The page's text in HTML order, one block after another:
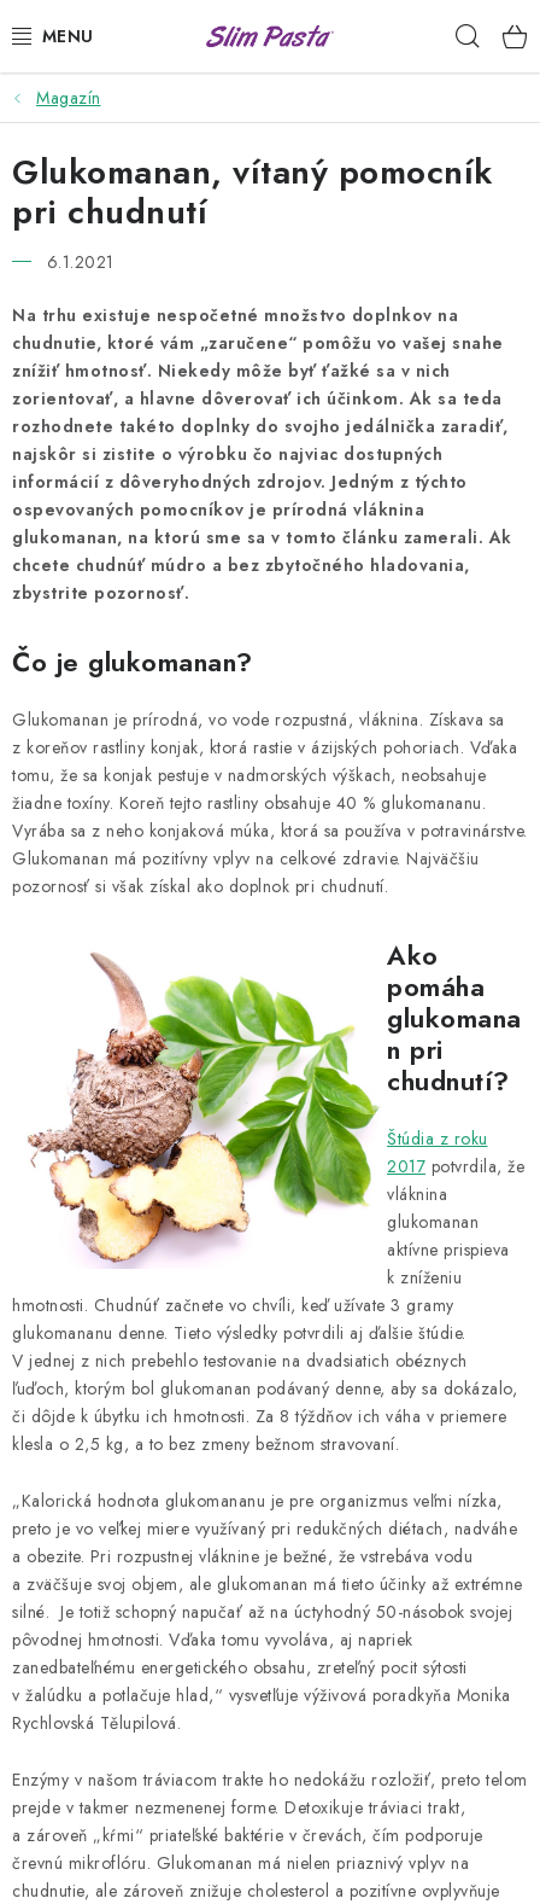
na
PRÍLOHY
HOTOVÉ JEDLÁ
DRESINGY
USUI
DIÉTNE PLÁNY
RECEPTY
MAGAZÍN
KONTAKTY
USUI
DARČEKOVÉ POUKAZY
SLIM PASTA
Čo je Slim Pasta Naši ambasádori Vernostný program
Magazín
Glukomanan, vítaný pomocník
pri chudnutí
6.1.2021
Na trhu existuje nespočetné množstvo doplnkov na
chudnutie, ktoré vám „zaručene“ pomôžu vo vašej snahe
znížiť hmotnosť. Niekedy môže byť ťažké sa v nich
zorientovať, a hlavne dôverovať ich účinkom. Ak sa teda
rozhodnete takéto doplnky do svojho jedálnička zaradiť,
najskôr si zistite o výrobku čo najviac dostupných
informácií z dôveryhodných zdrojov. Jedným z týchto
ospevovaných pomocníkov je prírodná vláknina
glukomanan, na ktorú sme sa v tomto článku zamerali. Ak
chcete chudnúť múdro a bez zbytočného hladovania,
zbystrite pozornosť.
Čo je glukomanan?
Glukomanan je prírodná, vo vode rozpustná, vláknina. Získava sa
z koreňov rastliny konjak, ktorá rastie v ázijských pohoriach. Vďaka
tomu, že sa konjak pestuje v nadmorských výškach, neobsahuje
žiadne toxíny. Koreň tejto rastliny obsahuje 40 % glukomananu.
Vyrába sa z neho konjaková múka, ktorá sa používa v potravinárstve.
Glukomanan má pozitívny vplyv na celkové zdravie. Najväčšiu
pozornosť si však získal ako doplnok pri chudnutí.
Ako
pomáha
glukomana
n pri
chudnutí?
Štúdia z roku
2017 potvrdila, že
vláknina
glukomanan
aktívne prispieva
k zníženiu
hmotnosti. Chudnúť začnete vo chvíli, keď užívate 3 gramy
glukomananu denne. Tieto výsledky potvrdili aj ďalšie štúdie.
V jednej z nich prebehlo testovanie na dvadsiatich obéznych
ľuďoch, ktorým bol glukomanan podávaný denne, aby sa dokázalo,
či dôjde k úbytku ich hmotnosti. Za 8 týždňov ich váha v priemere
klesla o 2,5 kg, a to bez zmeny bežnom stravovaní.
„Kalorická hodnota glukomananu je pre organizmus veľmi nízka,
preto je vo veľkej miere využívaný pri redukčných diétach, nadváhe
a obezite. Pri rozpustnej vláknine je bežné, že vstrebáva vodu
a zväčšuje svoj objem, ale glukomanan má tieto účinky až extrémne
silné. Je totiž schopný napučať až na úctyhodný 50-násobok svojej
pôvodnej hmotnosti. Vďaka tomu vyvoláva, aj napriek
zanedbateľnému energetického obsahu, zreteľný pocit sýtosti
v žalúdku a potlačuje hlad,“ vysvetľuje výživová poradkyňa Monika
Rychlovská Tělupilová.
Enzýmy v našom tráviacom trakte ho nedokážu rozložiť, preto telom
prejde v takmer nezmenenej forme. Detoxikuje tráviaci trakt,
a zároveň „kŕmi“ priateľské baktérie v črevách, čím podporuje
črevnú mikroflóru. Glukomanan má nielen priaznivý vplyv na
chudnutie, ale zároveň znižuje cholesterol a pozitívne ovplyvňuje